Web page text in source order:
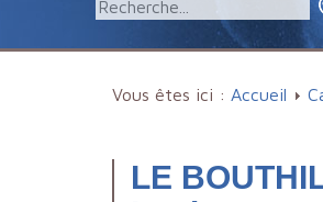
Vous êtes ici : Accueil
LE